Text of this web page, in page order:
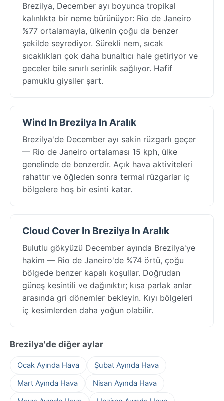
Brezilya, December ayı boyunca tropikal
kalınlıkta bir neme bürünüyor: Rio de Janeiro
%77 ortalamayla, ülkenin çoğu da benzer
şekilde seyrediyor. Sürekli nem, sıcak
sıcaklıkları çok daha bunaltıcı hale getiriyor ve
geceler bile sınırlı serinlik sağlıyor. Hafif
pamuklu giysiler şart.
Wind In Brezilya In Aralık
Brezilya'de December ayı sakin rüzgarlı geçer
— Rio de Janeiro ortalaması 15 kph, ülke
genelinde de benzerdir. Açık hava aktiviteleri
rahattır ve öğleden sonra termal rüzgarlar iç
bölgelere hoş bir esinti katar.
Cloud Cover In Brezilya In Aralık
Bulutlu gökyüzü December ayında Brezilya'ye
hakim — Rio de Janeiro'de %74 örtü, çoğu
bölgede benzer kapalı koşullar. Doğrudan
güneş kesintili ve dağınıktır; kısa parlak anlar
arasında gri dönemler bekleyin. Kıyı bölgeleri
iç kesimlerden daha yoğun olabilir.
Brezilya'de diğer aylar
Ocak Ayında Hava
Şubat Ayında Hava
Mart Ayında Hava
Nisan Ayında Hava